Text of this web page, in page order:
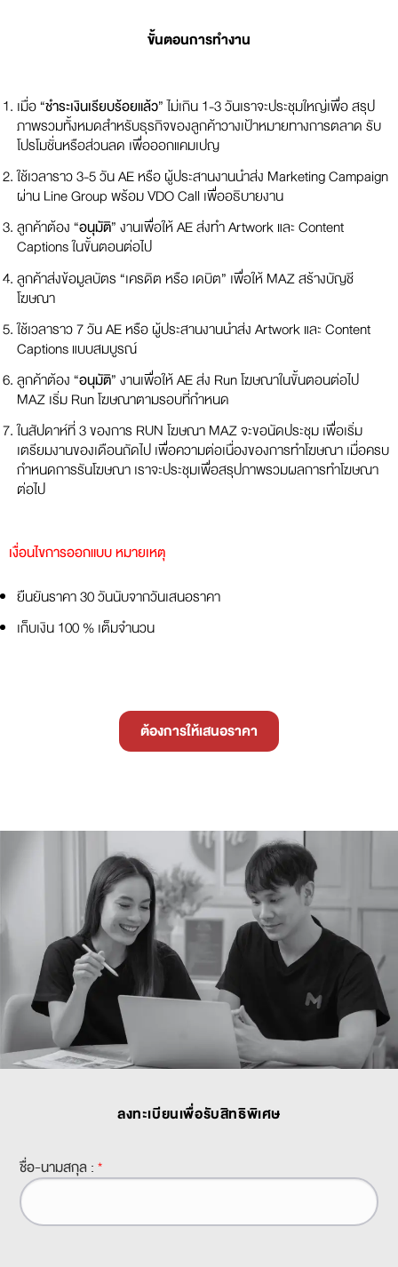
ขั้นตอนการทำงาน
เมื่อ “ชำระเงินเรียบร้อยแล้ว” ไม่เกิน 1-3 วันเราจะประชุมใหญ่เพื่อ สรุป
ภาพรวมทั้งหมดสำหรับธุรกิจของลูกค้าวางเป้าหมายทางการตลาด รับ
โปรโมชั่นหรือส่วนลด เพื่อออกแคมเปญ
ใช้เวลาราว 3-5 วัน AE หรือ ผู้ประสานงานนำส่ง Marketing Campaign
ผ่าน Line Group พร้อม VDO Call เพื่ออธิบายงาน
ลูกค้าต้อง “อนุมัติ” งานเพื่อให้ AE ส่งทำ Artwork และ Content
Captions ในขั้นตอนต่อไป
ลูกค้าส่งข้อมูลบัตร “เครดิต หรือ เดบิต” เพื่อให้ MAZ สร้างบัญชี
โฆษณา
ใช้เวลาราว 7 วัน AE หรือ ผู้ประสานงานนำส่ง Artwork และ Content
Captions แบบสมบูรณ์
ลูกค้าต้อง “อนุมัติ” งานเพื่อให้ AE ส่ง Run โฆษณาในขั้นตอนต่อไป
MAZ เริ่ม Run โฆษณาตามรอบที่กำหนด
ในสัปดาห์ที่ 3 ของการ RUN โฆษณา MAZ จะขอนัดประชุม เพื่อเริ่ม
เตรียมงานของเดือนถัดไป เพื่อความต่อเนื่องของการทำโฆษณา เมื่อครบ
กำหนดการรันโฆษณา เราจะประชุมเพื่อสรุปภาพรวมผลการทำโฆษณา
ต่อไป
เงื่อนไขการออกแบบ หมายเหตุ
ยืนยันราคา 30 วันนับจากวันเสนอราคา
เก็บเงิน 100 % เต็มจำนวน
ต้องการให้เสนอราคา
ลงทะเบียนเพื่อรับสิทธิพิเศษ
ชื่อ-นามสกุล :*